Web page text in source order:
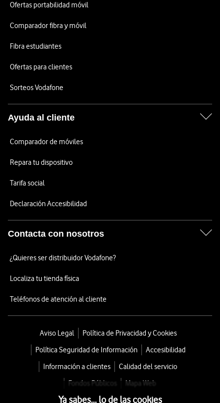
Ofertas portabilidad móvil
Comparador fibra y móvil
Fibra estudiantes
Ofertas para clientes
Sorteos Vodafone
Ayuda al cliente
Comparador de móviles
Repara tu dispositivo
Tarifa social
Declaración Accesibilidad
Contacta con nosotros
¿Quieres ser distribuidor Vodafone?
Localiza tu tienda física
Teléfonos de atención al cliente
Aviso Legal
Política de Privacidad y Cookies
Política Seguridad de Información
Accesibilidad
Información a clientes
Calidad del servicio
Fondos Públicos
Mapa Web
Ya sabes... lo de las cookies